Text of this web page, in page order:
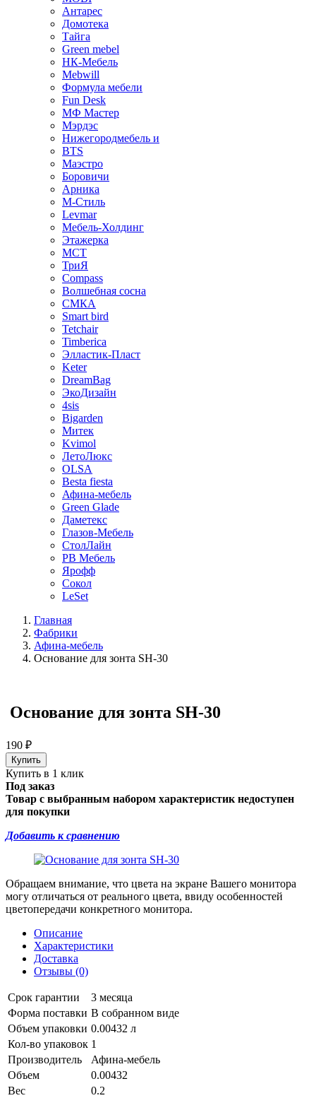
Антарес
Домотека
Тайга
Green mebel
НК-Мебель
Mebwill
Формула мебели
Fun Desk
МФ Мастер
Мэрдэс
Нижегородмебель и
BTS
Маэстро
Боровичи
Арника
М-Стиль
Levmar
Мебель-Холдинг
Этажерка
МСТ
ТриЯ
Compass
Волшебная сосна
СМКА
Smart bird
Tetchair
Timberica
Элластик-Пласт
Keter
DreamBag
ЭкоДизайн
4sis
Bigarden
Митек
Kvimol
ЛетоЛюкс
OLSA
Besta fiesta
Афина-мебель
Green Glade
Даметекс
Глазов-Мебель
СтолЛайн
РВ Мебель
Ярофф
Сокол
LeSet
Главная
Фабрики
Афина-мебель
Основание для зонта SH-30
Основание для зонта SH-30
190 ₽
Купить в 1 клик
Под заказ
Товар с выбранным набором характеристик недоступен
для покупки
Добавить к сравнению
Обращаем внимание, что цвета на экране Вашего монитора
могу отличаться от реального цвета, ввиду особенностей
цветопередачи конкретного монитора.
Описание
Характеристики
Доставка
Отзывы (0)
Срок гарантии
3 месяца
Форма поставки В собранном виде
Объем упаковки 0.00432 л
Кол-во упаковок 1
Производитель
Афина-мебель
Объем
0.00432
Вес
0.2